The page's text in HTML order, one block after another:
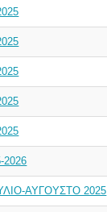
2026
ΑΥΓΟΥΣΤΟ 2025